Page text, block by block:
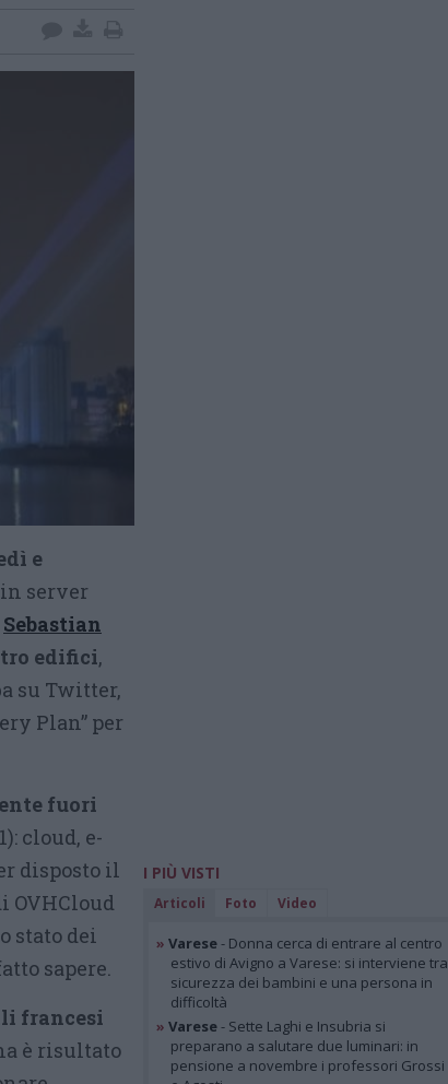
e
server
Sebastian
edifici,
su Twitter,
Plan” per
fuori
cloud, e-
disposto il
OVHCloud
stato dei
sapere.
francesi
è risultato
I PIÙ VISTI
Articoli Foto Video
» Varese- Donna cerca di entrare al centro
estivo di Avigno a Varese: si interviene tra
sicurezza dei bambini e una persona in
difficoltà
» Varese- Sette Laghi e Insubria si
preparano a salutare due luminari: in
pensione a novembre i professori Grossi